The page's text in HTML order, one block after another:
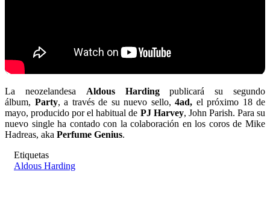
La neozelandesa Aldous Hardingpublicará su segundo
álbum, Party, a través de su nuevo sello, 4ad, el próximo 18 de
mayo, producido por el habitual de PJ Harvey, John Parish. Para su
nuevo single ha contado con la colaboración en los coros de Mike
Hadreas, aka Perfume Genius.
Etiquetas
Aldous Harding